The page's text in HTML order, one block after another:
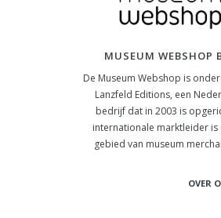
MUSEUM WEBSHOP
De Museum Webshop is
Lanzfeld Editions, een
bedrijf dat in 2003 is
internationale marktleider is
gebied van museum
OVER